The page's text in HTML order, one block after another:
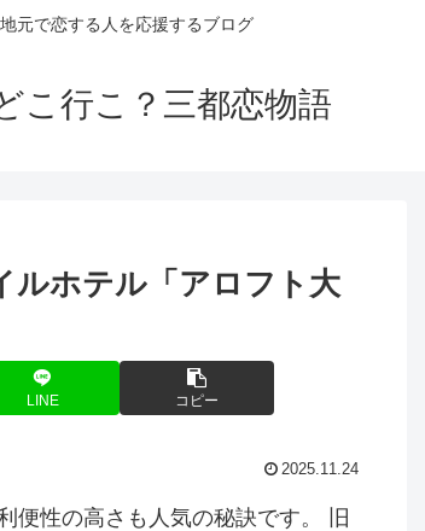
地元で恋する人を応援するブログ
こ行こ？三都恋物語
ルホテル「アロフト 大
LINE コピー
2025.11.24
便性の高さも人気の秘訣です。 旧